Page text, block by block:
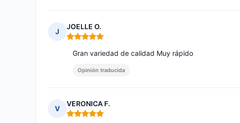
J
JOELLE O.
Nota: 5 de 5
Gran variedad de calidad Muy rápido
Opinión traducida
V
VERONICA F.
Nota: 5 de 5